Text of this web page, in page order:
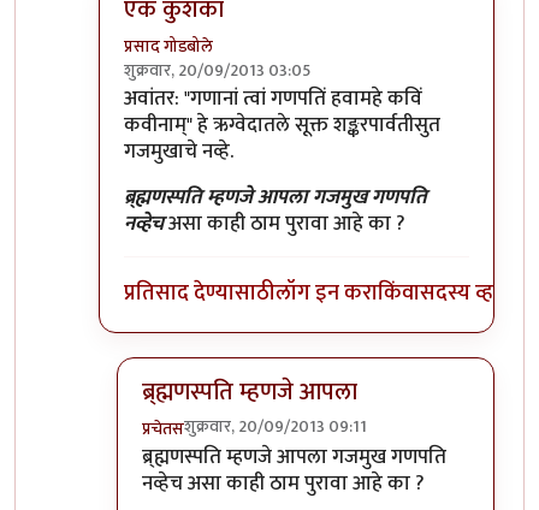
एक कुशंका
प्रसाद गोडबोले
शुक्रवार, 20/09/2013 03:05
In reply toरैट्ट सार!byबॅटमॅन
अवांतर: "गणानां त्वां गणपतिं हवामहे कविं
कवीनाम्" हे ऋग्वेदातले सूक्त शङ्करपार्वतीसुत
गजमुखाचे नव्हे.
ब्र्ह्मणस्पति म्हणजे आपला गजमुख गणपति
नव्हेचअसा काही ठाम पुरावा आहे का ?
प्रतिसाद देण्यासाठीलॉग इन कराकिंवासदस्य व्हा
ब्र्ह्मणस्पति म्हणजे आपला
प्रचेतसशुक्रवार, 20/09/2013 09:11
In reply toएक कुशंकाbyप्रसाद गोडबोले
ब्र्ह्मणस्पति म्हणजे आपला गजमुख गणपति
नव्हेच असा काही ठाम पुरावा आहे का ?